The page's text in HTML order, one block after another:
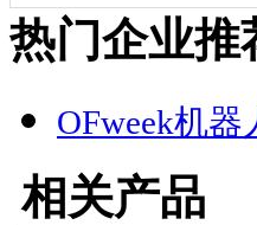
热门企业推
OFweek机器
相关产品